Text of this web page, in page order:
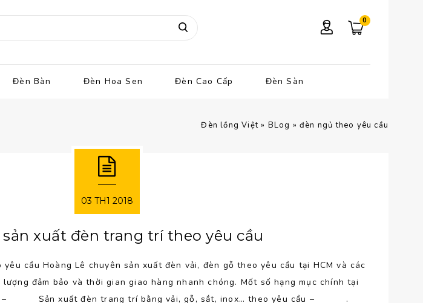
0
Đèn Bàn Đèn Hoa Sen Đèn Cao Cấp Đèn Sàn
Đèn lồng Việt» BLog » đèn ngủ theo yêu cầu
03 TH1 2018
xuất đèn trang trí theo yêu cầu
cầu Hoàng Lê chuyên sản xuất đèn vải, đèn gỗ theo yêu cầu tại HCM và các
đảm bảo và thời gian giao hàng nhanh chóng. Mốt số hạng mục chính tại
– Sản xuất đèn trang trí bằng vải, gỗ, sắt, inox… theo yêu cầu – .